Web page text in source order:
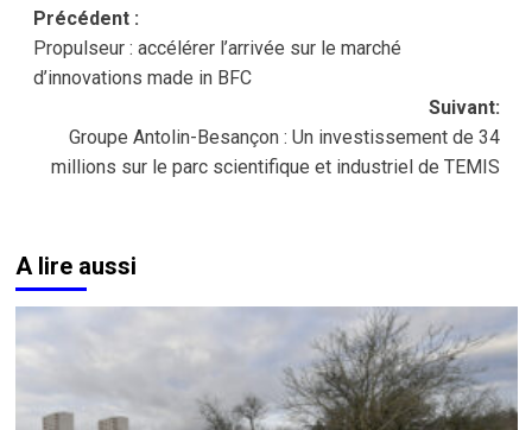
Navigation
d’article
Précédent :
Propulseur : accélérer l’arrivée sur le marché
d’innovations made in BFC
Suivant:
Groupe Antolin-Besançon : Un investissement de 34
millions sur le parc scientifique et industriel de TEMIS
A lire aussi